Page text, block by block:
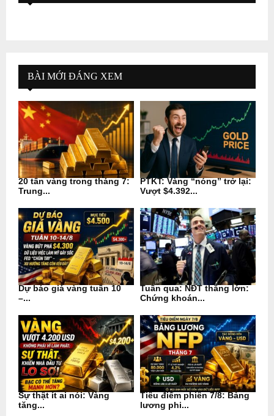
BÀI MỚI ĐÁNG XEM
20 tấn vàng trong tháng 7:
Trung...
PTKT: Vàng “nóng” trở lại:
Vượt $4.392...
Dự báo giá vàng tuần 10
–...
Tuần qua: NĐT thắng lớn:
Chứng khoán...
Sự thật ít ai nói: Vàng
tăng...
Tiêu điểm phiên 7/8: Bảng
lương phi...